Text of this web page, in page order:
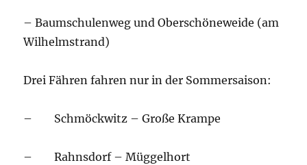
– Baumschulenweg und Oberschöneweide (am
Wilhelmstrand)
Drei Fähren fahren nur in der Sommersaison:
– Schmöckwitz – Große Krampe
– Rahnsdorf – Müggelhort